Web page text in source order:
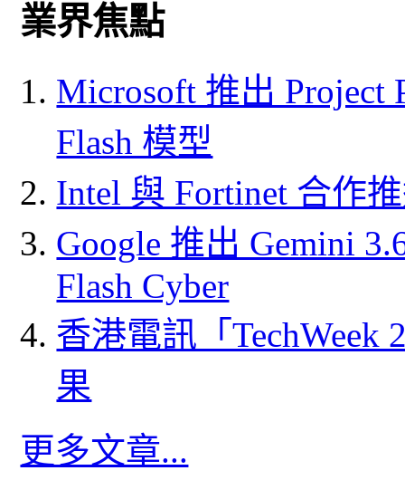
業界焦點
Microsoft 推出 Project
Flash 模型
Intel 與 Fortinet 合作
Google 推出 Gemini
Flash Cyber
香港電訊「
果
更多文章...